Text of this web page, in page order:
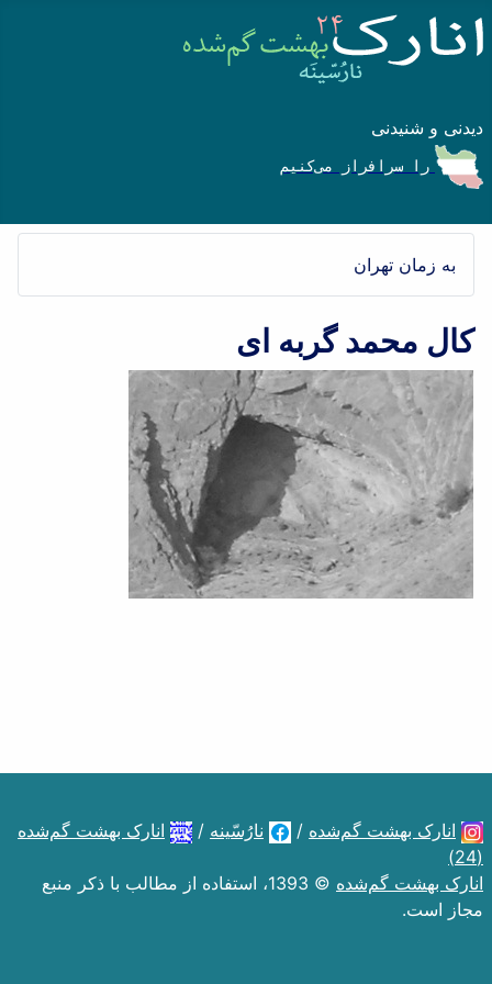
دیدنی و شنیدنی
را سرافراز می‌کنیم
به زمان تهران
کال محمد گربه ای
انارک بهشت گم‌شده / نارُسّینه /
انارک بهشت گم‌شده
(24)
انارک بهشت گم‌شده
© 1393، استفاده از مطالب با ذکر منبع
مجاز است.